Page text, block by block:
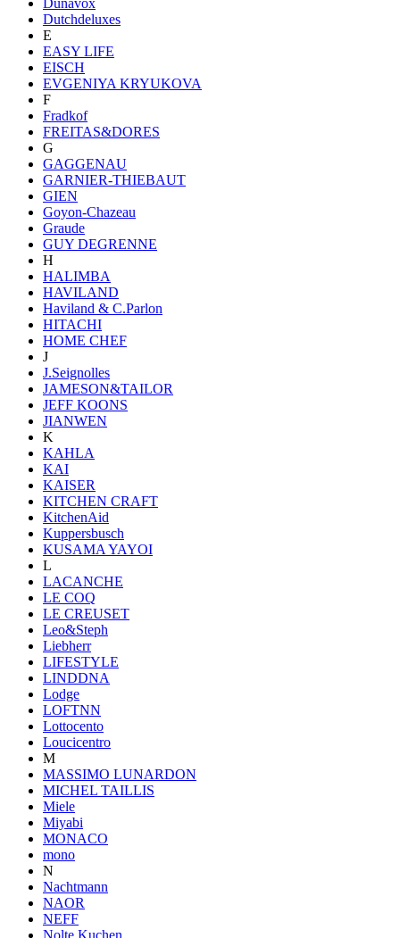
Dutchdeluxes
E
EASY LIFE
EISCH
EVGENIYA KRYUKOVA
F
Fradkof
FREITAS&DORES
G
GAGGENAU
GARNIER-THIEBAUT
GIEN
Goyon-Chazeau
Graude
GUY DEGRENNE
H
HALIMBA
HAVILAND
Haviland & C.Parlon
HITACHI
HOME CHEF
J
J.Seignolles
JAMESON&TAILOR
JEFF KOONS
JIANWEN
K
KAHLA
KAI
KAISER
KITCHEN CRAFT
KitchenAid
Kuppersbusch
KUSAMA YAYOI
L
LACANCHE
LE COQ
LE CREUSET
Leo&Steph
Liebherr
LIFESTYLE
LINDDNA
Lodge
LOFTNN
Lottocento
Loucicentro
M
MASSIMO LUNARDON
MICHEL TAILLIS
Miele
Miyabi
MONACO
mono
N
Nachtmann
NAOR
NEFF
Nolte Kuchen